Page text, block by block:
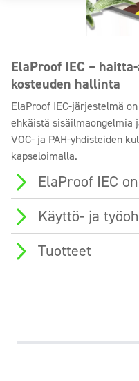
ElaProof IEC –
kosteuden hallinta
ElaProof IEC-järjestelmä
ehkäistä sisäilmaongelmia
VOC- ja PAH-yhdisteiden
kapseloimalla.
ElaProof IEC
Käyttö- ja
Tuotteet